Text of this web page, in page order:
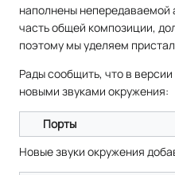
наполнены непередаваемой
часть общей композиции,
поэтому мы уделяем
Рады сообщить, что в
новыми звуками окружения:
Порты
Новые звуки окружения